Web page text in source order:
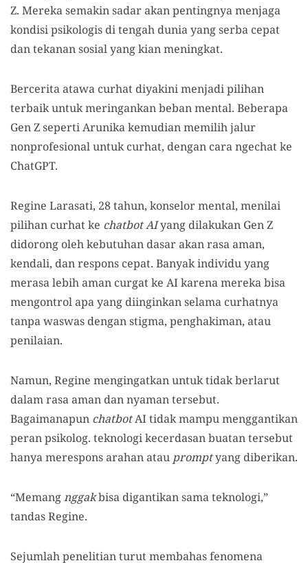
Z. Mereka semakin sadar akan pentingnya menjaga
kondisi psikologis di tengah dunia yang serba cepat
dan tekanan sosial yang kian meningkat.
Bercerita atawa curhat diyakini menjadi pilihan
terbaik untuk meringankan beban mental. Beberapa
Gen Z seperti Arunika kemudian memilih jalur
nonprofesional untuk curhat, dengan cara ngechat ke
ChatGPT.
Regine Larasati, 28 tahun, konselor mental, menilai
pilihan curhat ke chatbot AIyang dilakukan Gen Z
didorong oleh kebutuhan dasar akan rasa aman,
kendali, dan respons cepat. Banyak individu yang
merasa lebih aman curgat ke AI karena mereka bisa
mengontrol apa yang diinginkan selama curhatnya
tanpa waswas dengan stigma, penghakiman, atau
penilaian.
Namun, Regine mengingatkan untuk tidak berlarut
dalam rasa aman dan nyaman tersebut.
Bagaimanapun chatbotAI tidak mampu menggantikan
peran psikolog. teknologi kecerdasan buatan tersebut
hanya merespons arahan atau promptyang diberikan.
“Memangnggakbisa digantikan sama teknologi,”
tandas Regine.
Sejumlah penelitian turut membahas fenomena